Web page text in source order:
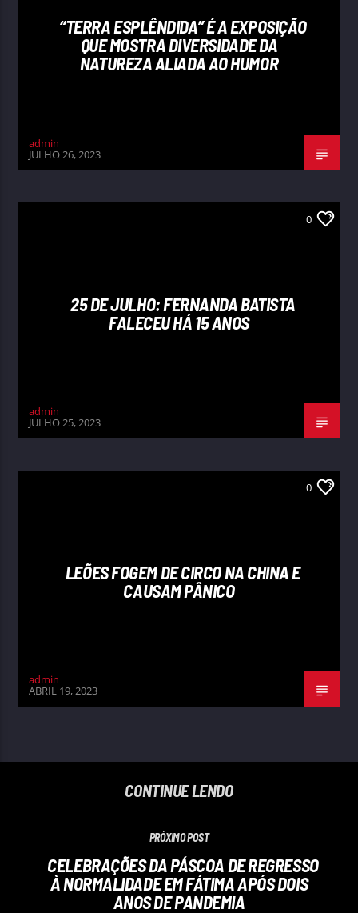
“TERRA ESPLÊNDIDA” É A EXPOSIÇÃO
QUE MOSTRA DIVERSIDADE DA
NATUREZA ALIADA AO HUMOR
admin
JULHO 26, 2023
0
25 DE JULHO: FERNANDA BATISTA
FALECEU HÁ 15 ANOS
admin
JULHO 25, 2023
0
LEÕES FOGEM DE CIRCO NA CHINA E
CAUSAM PÂNICO
admin
ABRIL 19, 2023
CONTINUE LENDO
PRÓXIMO POST
CELEBRAÇÕES DA PÁSCOA DE REGRESSO
À NORMALIDADE EM FÁTIMA APÓS DOIS
ANOS DE PANDEMIA